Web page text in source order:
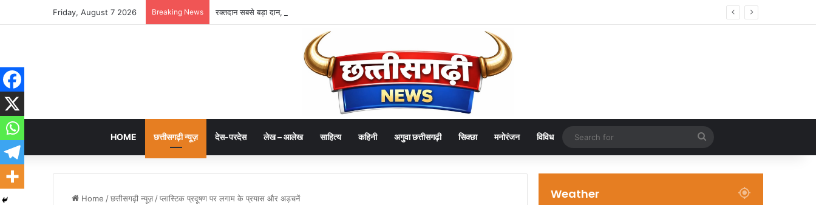
Friday, August 7 2026 Breaking News रक्तदान सबसे बड़ा दान, इससे बड़ी कोई सेवा नहीं – राज्यपाल डेका
HOME छत्तीसगढ़ी न्यूज़ देस-परदेस लेख – आलेख साहित्य कहिनी अगुवा छत्तीसगढ़ी सिक्छा मनोरंजन विविध
for
Home /छत्तीसगढ़ी न्यूज़ /प्लास्टिक प्रदूषण पर लगाम के प्रयास और अड़चनें Weather